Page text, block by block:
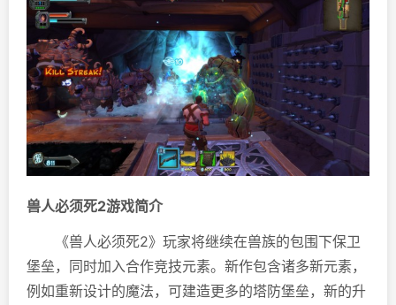
兽人必须死2游戏简介
《兽人必须死2》玩家将继续在兽族的包围下保卫
堡垒，同时加入合作竞技元素。新作包含诸多新元素，
例如重新设计的魔法，可建造更多的塔防堡垒，新的升